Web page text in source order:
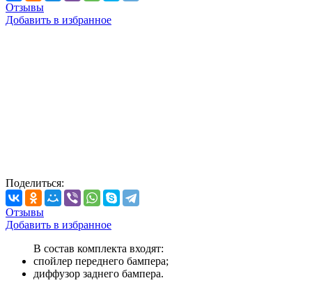
Отзывы
Добавить в избранное
Поделиться:
Отзывы
Добавить в избранное
В состав комплекта входят:
спойлер переднего бампера;
диффузор заднего бампера.